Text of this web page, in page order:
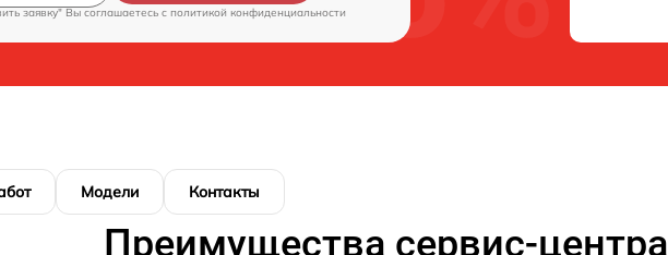
заявку" Вы соглашаетесь c политикой конфиденциальности
Модели Контакты
Преимущества сервис-центра